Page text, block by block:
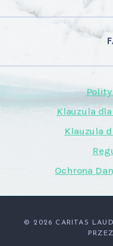
Klauzula
Klauzula
Ochrona
© 2026 CARITAS